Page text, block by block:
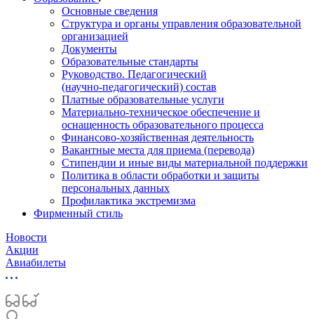
Основные сведения
Структура и органы управления образовательной
организацией
Документы
Образовательные стандарты
Руководство. Педагогический
(научно‑педагогический) состав
Платные образовательные услуги
Материально-техническое обеспечение и
оснащенность образовательного процесса
Финансово-хозяйственная деятельность
Вакантные места для приема (перевода)
Стипендии и иные виды материальной поддержки
Политика в области обработки и защиты
персональных данных
Профилактика экстремизма
Фирменный стиль
Новости
Акции
Авиабилеты